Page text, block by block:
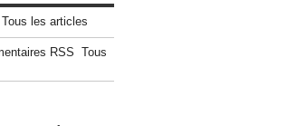
Tous les articles
Tous